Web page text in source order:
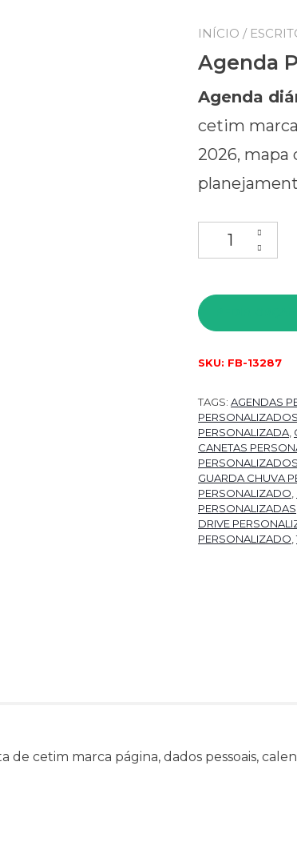
INÍCIO /
Agenda
Agenda
cetim
2026, mapa
Agenda
SKU: FB-13287
TAGS: AGENDAS
PERSONALIZADOS
PERSONALIZADA
CANETAS
PERSONALIZADOS
GUARDA CHUVA
PERSONALIZADO
PERSONALIZADAS
DRIVE
PERSONALIZADO ,
de cetim marca página, dados pessoais,